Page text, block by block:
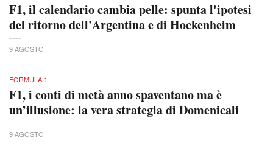
F1, il calendario cambia pelle: spunta l'ipotesi
del ritorno dell'Argentina e di Hockenheim
9 AGOSTO
FORMULA 1
F1, i conti di metà anno spaventano ma è
un’illusione: la vera strategia di Domenicali
9 AGOSTO